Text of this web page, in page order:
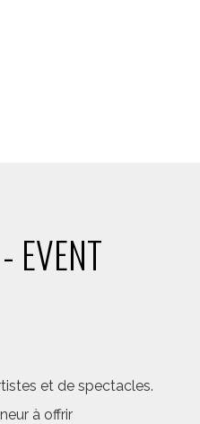
EVENT
et de spectacles.
à offrir